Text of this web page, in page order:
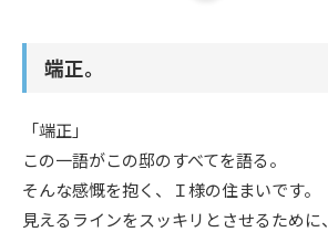
ニュース
端正。
「端正」
この一語がこの邸のすべてを語る。
そんな感慨を抱く、Ｉ様の住まいです。
見えるラインをスッキリとさせるために、